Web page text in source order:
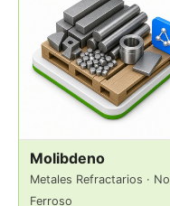
Molibdeno
Metales Refractarios · No
Ferroso